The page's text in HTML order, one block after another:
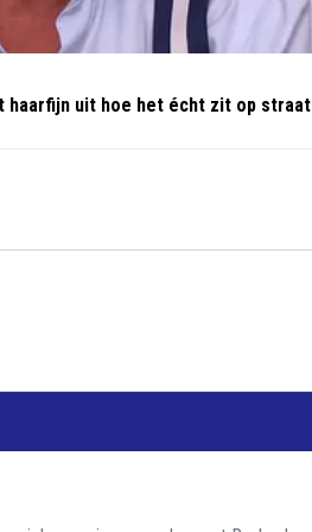
haarfijn uit hoe het écht zit op straat